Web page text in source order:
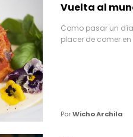
Vuelta al
Como pasar un
placer de comer
PorWicho Archila